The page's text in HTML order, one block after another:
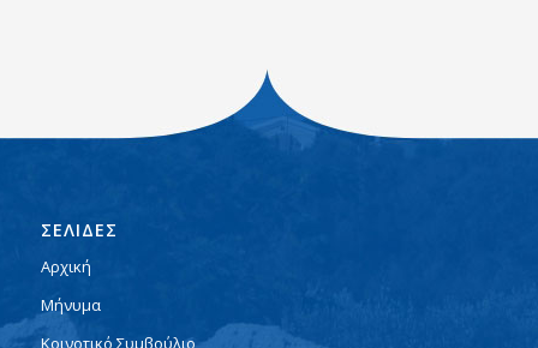
ΣΕΛΙΔΕΣ
Αρχική
Μήνυμα
Κοινοτικό Συμβούλιο